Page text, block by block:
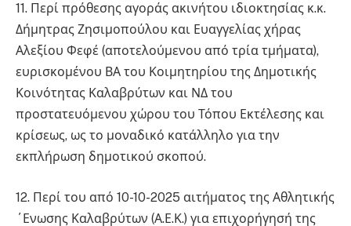
11. Περί πρόθεσης αγοράς ακινήτου ιδιοκτησίας κ.κ.
Δήμητρας Ζησιμοπούλου και Ευαγγελίας χήρας
Αλεξίου Φεφέ (αποτελούμενου από τρία τμήματα),
ευρισκομένου ΒΑ του Κοιμητηρίου της Δημοτικής
Κοινότητας Καλαβρύτων και ΝΔ του
προστατευόμενου χώρου του Τόπου Εκτέλεσης και
κρίσεως, ως το μοναδικό κατάλληλο για την
εκπλήρωση δημοτικού σκοπού.
12. Περί του από 10-10-2025 αιτήματος της Αθλητικής
΄Ενωσης Καλαβρύτων (Α.Ε.Κ.) για επιχορήγησή της